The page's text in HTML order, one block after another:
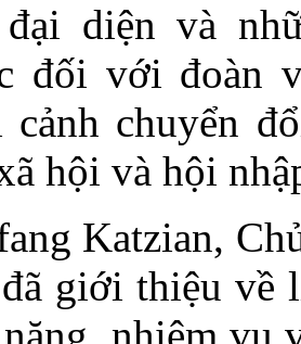
diện và
đối với đoàn
chuyển
hội và hội
Katzian,
giới thiệu về